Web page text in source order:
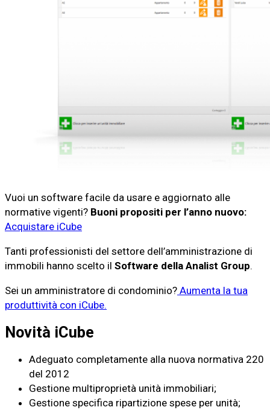
Vuoi un software facile da usare e aggiornato alle
normative vigenti? Buoni propositi per l’anno nuovo:
Acquistare iCube
Tanti professionisti del settore dell’amministrazione di
immobili hanno scelto il Software della Analist Group.
Sei un amministratore di condominio? Aumenta la tua
produttività con iCube.
Novità iCube
Adeguato completamente alla nuova normativa 220
del 2012
Gestione multiproprietà unità immobiliari;
Gestione specifica ripartizione spese per unità;